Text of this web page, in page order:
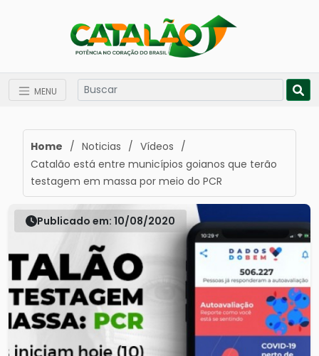
MENU
Home / Noticias / Vídeos /
Catalão está entre municípios goianos que terão
testagem em massa por meio do PCR
Publicado em: 10/08/2020